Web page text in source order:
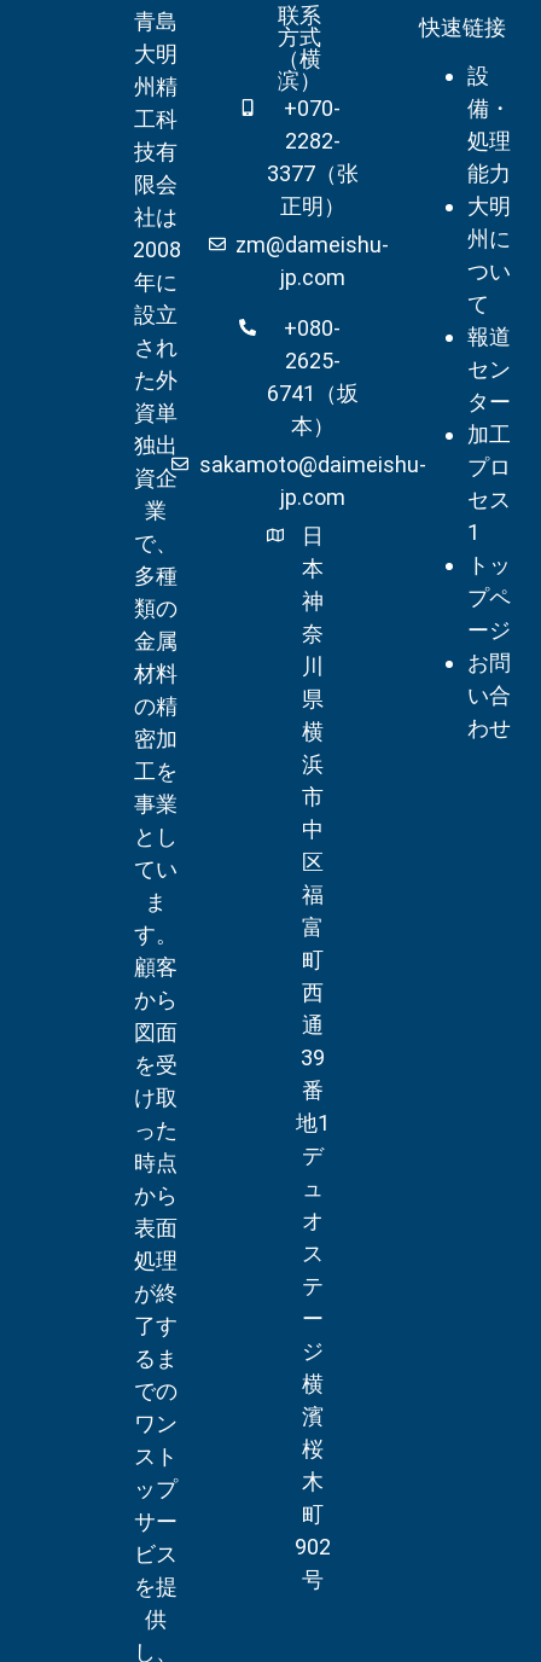
青島
大明
州精
工科
技有
限会
社は
2008
年に
設立
され
た外
資単
独出
資企
業
で、
多種
類の
金属
材料
の精
密加
工を
事業
とし
てい
ま
す。
顧客
から
図面
を受
け取
った
時点
から
表面
処理
が終
了す
るま
での
ワン
スト
ップ
サー
ビス
を提
供
し、
联系
方式
（横
滨）
+070-
2282-
3377（张
正明）
zm@dameishu-
jp.com
+080-
2625-
6741（坂
本）
sakamoto@daimeishu-
jp.com
日
本
神
奈
川
県
横
浜
市
中
区
福
富
町
西
通
39
番
地1
デ
ュ
オ
ス
テ
ー
ジ
横
濱
桜
木
町
902
号
快速链接
設
備・
処理
能力
大明
州に
つい
て
報道
セン
ター
加工
プロ
セス
1
トッ
プペ
ージ
お問
い合
わせ